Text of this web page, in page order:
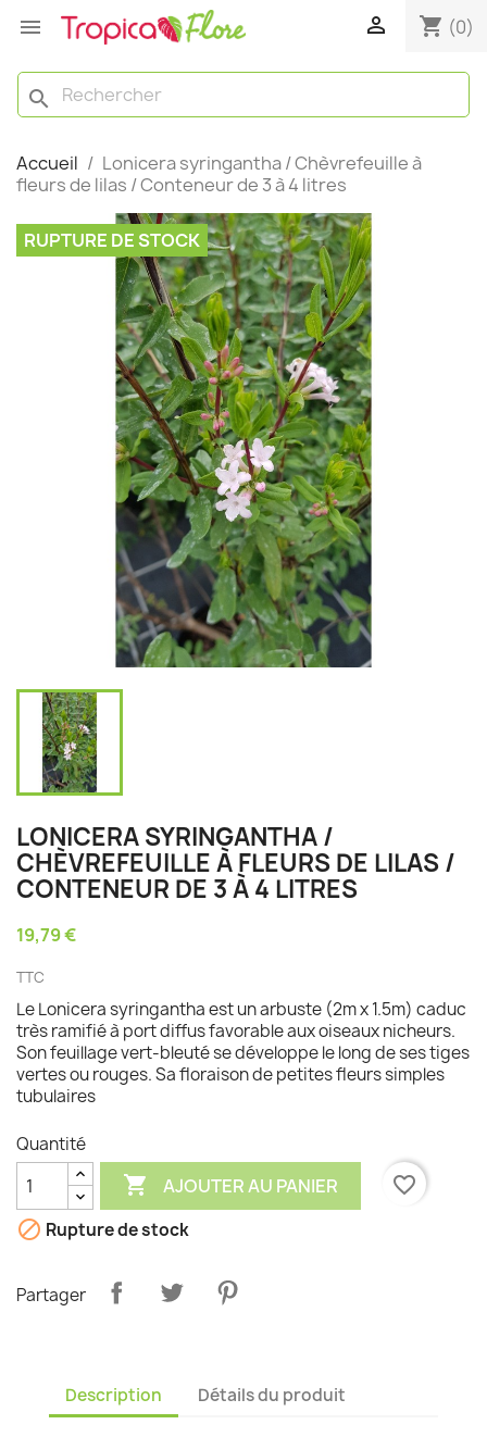
  shopping_cart (0)
search
Accueil
Lonicera syringantha / Chèvrefeuille à
fleurs de lilas / Conteneur de 3 à 4 litres
RUPTURE DE STOCK
LONICERA SYRINGANTHA /
CHÈVREFEUILLE À FLEURS DE LILAS /
CONTENEUR DE 3 À 4 LITRES
19,79 €
TTC
Le Lonicera syringantha est un arbuste (2m x 1.5m) caduc
très ramifié à port diffus favorable aux oiseaux nicheurs.
Son feuillage vert-bleuté se développe le long de ses tiges
vertes ou rouges. Sa floraison de petites fleurs simples
tubulaires
Quantité
 AJOUTER AU PANIER
favorite_border
 Rupture de stock
Partager
Description Détails du produit